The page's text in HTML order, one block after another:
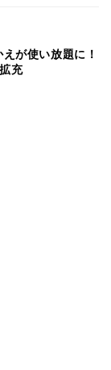
が使い放題に！
充